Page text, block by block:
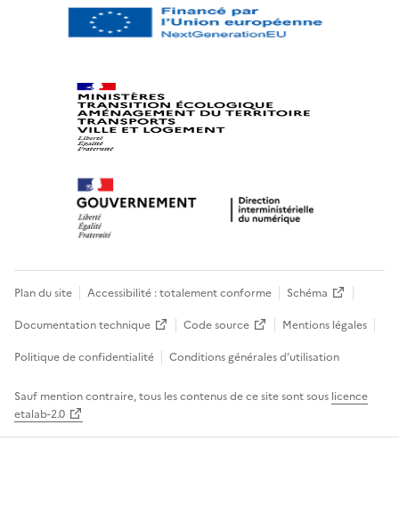
Plan du site Accessibilité : totalement conforme
Schéma
Documentation technique
Code source
Mentions légales
Politique de confidentialité
Conditions générales d’utilisation
Sauf mention contraire, tous les contenus de ce site sont sous licence
etalab-2.0